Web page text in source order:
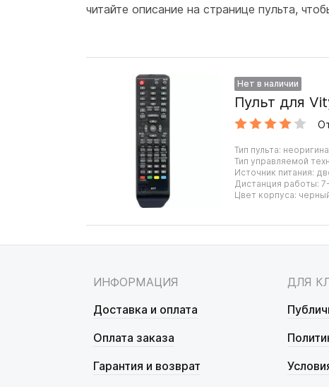
читайте описание на странице пульта,
Нет в наличии
Пульт для
Тип пульта:
Тип управляемой
Источник питания:
Дистанция работы:
Цвет корпуса:
ИНФОРМАЦИЯ
Доставка и оплата
Оплата заказа
Гарантия и возврат
ДЛЯ